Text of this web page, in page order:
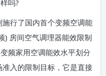
吗?
行了国内首个变频空调能
房间空气调理器能效限制
频家用空调能效水平划分
入的限制目标，它是直接